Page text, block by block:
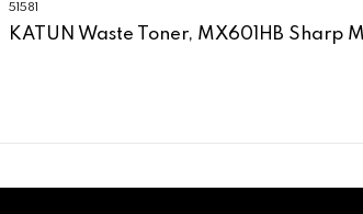
51581
KATUN Waste Toner, MX601HB Sharp